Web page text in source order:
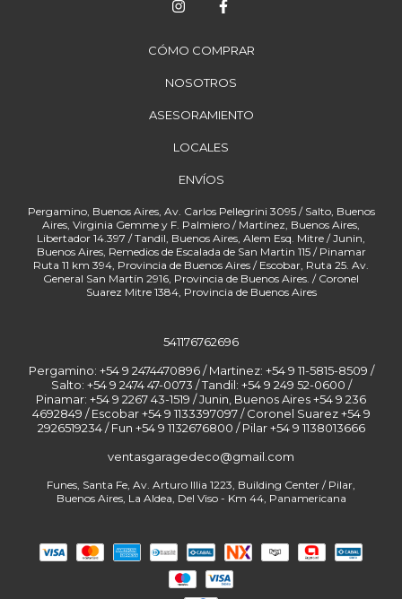
CÓMO COMPRAR
NOSOTROS
ASESORAMIENTO
LOCALES
ENVÍOS
541176762696
Pergamino: +54 9 2474470896 / Martinez: +54 9 11-5815-8509 /
Salto: +54 9 2474 47-0073 / Tandil: +54 9 249 52-0600 /
Pinamar: +54 9 2267 43-1519 / Junin, Buenos Aires +54 9 236
4692849 / Escobar +54 9 1133397097 / Coronel Suarez +54 9
2926519234 / Fun
ventasgaragedeco@gmail.com